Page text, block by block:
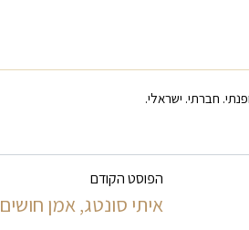
חברתי. ישראלי.
הפוסט הקודם
איתי סונטג, אמן חושים